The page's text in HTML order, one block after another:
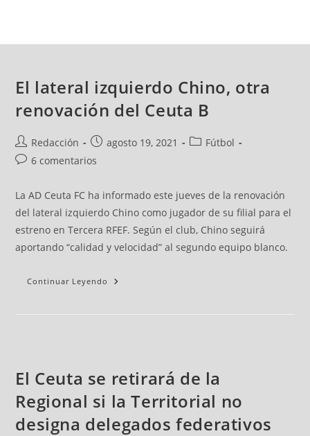
El lateral izquierdo Chino, otra
renovación del Ceuta B
Redacción agosto 19, 2021
Fútbol
6 comentarios
La AD Ceuta FC ha informado este jueves de la renovación
del lateral izquierdo Chino como jugador de su filial para el
estreno en Tercera RFEF. Según el club, Chino seguirá
aportando “calidad y velocidad” al segundo equipo blanco.
Continuar Leyendo
El Ceuta se retirará de la
Regional si la Territorial no
designa delegados federativos